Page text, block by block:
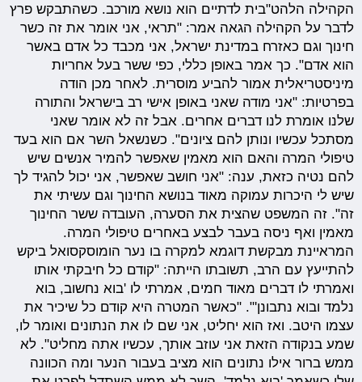
הקהילה הלהט"בית לדתיים הוא נושא מורכב. כשהתבקש פרץ
לדבר על הקהילה הגאה אמר: "תראי, אני אומר את זה כשר
חינוך וגם כאזרח במדינת ישראל, אני מכבד כל אדם באשר
הוא אדם". כך אמר באופן כללי, כפי ששר בעל אחריות
מיניסטריאלית אמור להביע מוסרית. לאחר מכן הודה
בפרטיות: "אני מודה שאני באופן אישי רב בישראל והתורה
שלנו אומרת לנו דברים אחרים. אבל זה לא אומר שאני
מסתכל עכשיו ונותן להם ציונים". כשנשאל השר אם הוא בעד
טיפולי המרה והאם הוא מאמין שאפשר להמיר אנשים שיש
להם נטיה כזאת, ענה: "אני חושב שאפשר, אני יכול להגיד לך
שיש לי היכרות עמוקה מאוד בנושא החינוך וגם עשיתי את
זה". זה המשפט שהצית את הסערה, העובדה ששר החינוך
מאמין ואף ניסה בעבר לבצע באחרים טיפולי המרה.
המראיינת מבקשת דוגמא למקרה בו נער הומוסקסואל ביקש
להתייעץ עם הרב, תשובתו הייתה: "קודם כל חיבקתי אותו
ואמרתי לו דברים מאוד חמים, אמרתי לו 'בוא נחשוב, בוא
נלמד ובוא נתבונן'". "כאשר המטרה היא קודם כל שיכיר את
עצמו היטב. ואז הוא יחליט, אני שם לו את הנתונים ואומר לו,
שמע בנקודה הזאת אני עוזב אותך, עכשיו אתה מחליט". לא
ממש ברור אילו נתונים הוא מציב בעבור הנער ומה הכוונה